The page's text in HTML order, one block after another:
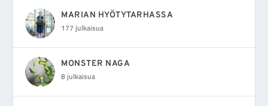
MARIAN HYÖTYTARHASSA
177 julkaisua
MONSTER NAGA
8 julkaisua